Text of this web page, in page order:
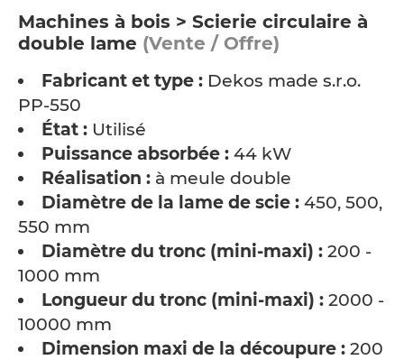
Machines à bois > Scierie circulaire à
double lame (Vente / Offre)
Fabricant et type : Dekos made s.r.o.
PP-550
État : Utilisé
Puissance absorbée : 44 kW
Réalisation : à meule double
Diamètre de la lame de scie : 450, 500,
550 mm
Diamètre du tronc (mini-maxi) : 200 -
1000 mm
Longueur du tronc (mini-maxi) : 2000 -
10000 mm
Dimension maxi de la découpure : 200